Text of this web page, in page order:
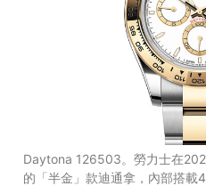
Daytona 126503。勞力士在
的「半金」款迪通拿，內部搭載